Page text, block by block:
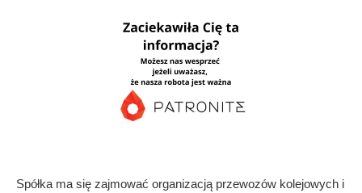
Spółka ma się zajmować organizacją przewozów kolejowych i